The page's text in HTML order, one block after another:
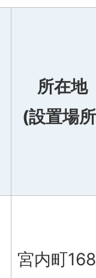
所在地
(設置場
宮内町